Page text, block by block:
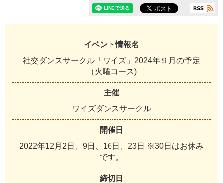
イベント情報名
社交ダンスサークル「ワイズ」2024年９月の予定
（火曜コース)
主催
ワイ ズダンスサーク ル
開催日
2022年12 月 2 日 9日 16日 23日 ※30日 はお休み
です。
締切日